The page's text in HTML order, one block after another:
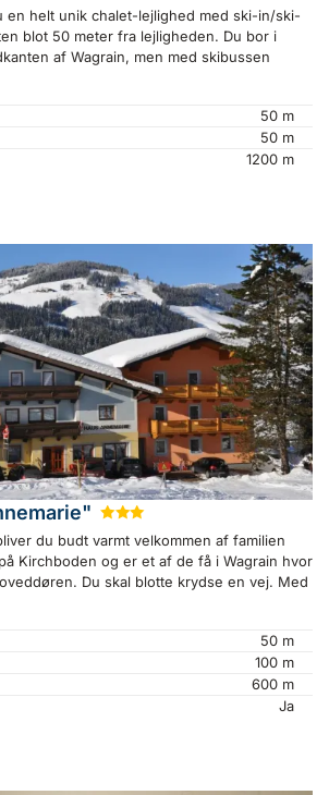
en helt unik chalet-lejlighed med ski-in/ski-
blot 50 meter fra lejligheden. Du bor i
af Wagrain, men med skibussen
50 m
50 m
1200 m
★★
du budt varmt velkommen af familien
Kirchboden og er et af de få i Wagrain hvor
Du skal blotte krydse en vej. Med
50 m
100 m
600 m
Ja